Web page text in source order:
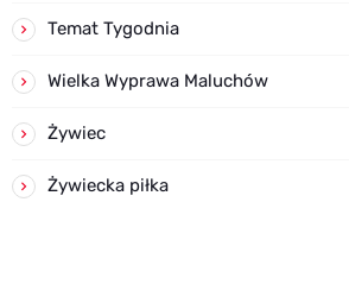
Temat Tygodnia
Wielka Wyprawa Maluchów
Żywiec
Żywiecka piłka